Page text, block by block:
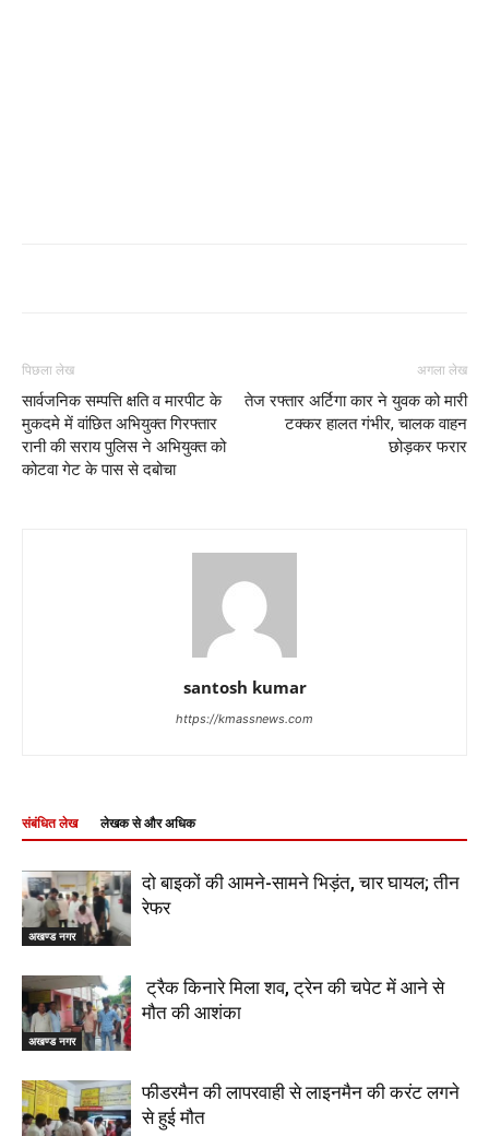
पिछला लेख
सार्वजनिक सम्पत्ति क्षति व मारपीट के
मुकदमे में वांछित अभियुक्त गिरफ्तार
रानी की सराय पुलिस ने अभियुक्त को
कोटवा गेट के पास से दबोचा
अगला लेख
तेज रफ्तार अर्टिगा कार ने युवक को मारी
टक्कर हालत गंभीर, चालक वाहन
छोड़कर फरार
santosh kumar
https://kmassnews.com
संबंधित लेख लेखक से और अधिक
अखण्ड नगर
दो बाइकों की आमने-सामने भिड़ंत, चार घायल; तीन
रेफर
अखण्ड नगर
ट्रैक किनारे मिला शव, ट्रेन की चपेट में आने से
मौत की आशंका
फीडरमैन की लापरवाही से लाइनमैन की करंट लगने
से हुई मौत